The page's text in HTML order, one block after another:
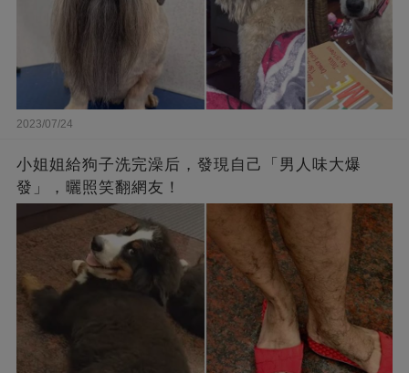
2023/07/24
小姐姐給狗子洗完澡后，發現自己「男人味大爆
發」，曬照笑翻網友！